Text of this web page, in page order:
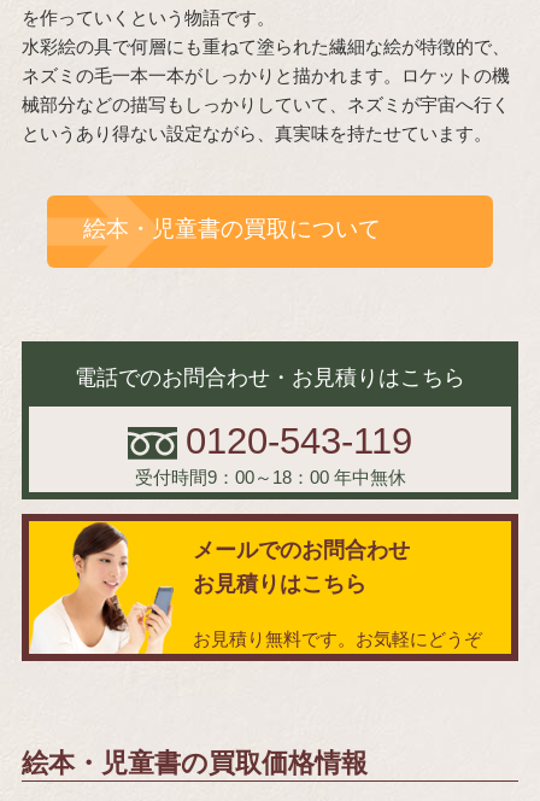
を作っていくという物語です。
水彩絵の具で何層にも重ねて塗られた繊細な絵が特徴的で、
ネズミの毛一本一本がしっかりと描かれます。ロケットの機
械部分などの描写もしっかりしていて、ネズミが宇宙へ行く
というあり得ない設定ながら、真実味を持たせています。
絵本・児童書の買取について
電話でのお問合わせ・お見積りはこちら
0120-543-119
受付時間9：00～18：00 年中無休
メールでのお問合わせ
お見積りはこちら
お見積り無料です。お気軽にどうぞ
絵本・児童書の買取価格情報